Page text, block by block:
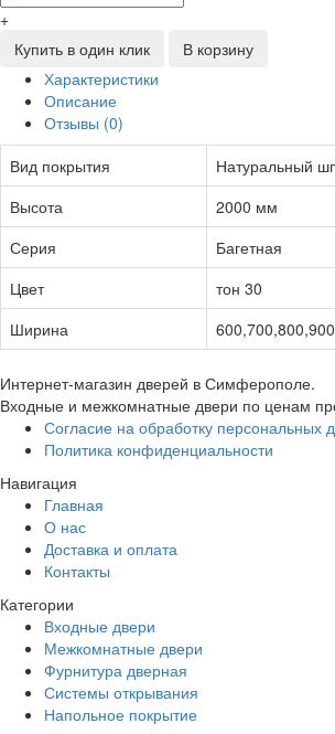
+
Купить в один клик
В корзину
Характеристики
Описание
Отзывы (0)
Вид покрытия
Натуральный
Высота
2000 мм
Серия
Багетная
Цвет
тон 30
Ширина
Интернет-магазин дверей в Симферополе.
Входные и межкомнатные двери по ценам
Согласие на обработку персональных
Политика конфиденциальности
Навигация
Главная
О нас
Доставка и оплата
Контакты
Категории
Входные двери
Межкомнатные двери
Фурнитура дверная
Системы открывания
Напольное покрытие